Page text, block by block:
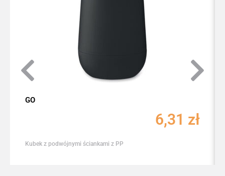
GO
6,31 zł
Kubek z podwójnymi ściankami z PP